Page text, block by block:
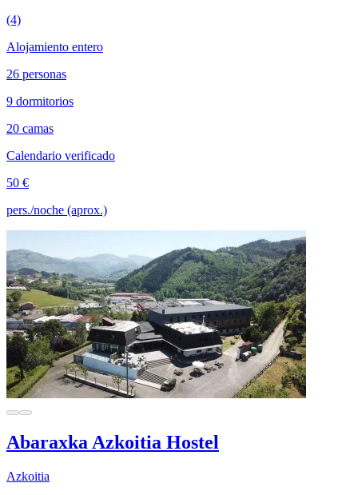
(4)
Alojamiento entero
26 personas
9 dormitorios
20 camas
Calendario verificado
50 €
pers./noche (aprox.)
Abaraxka Azkoitia Hostel
Azkoitia